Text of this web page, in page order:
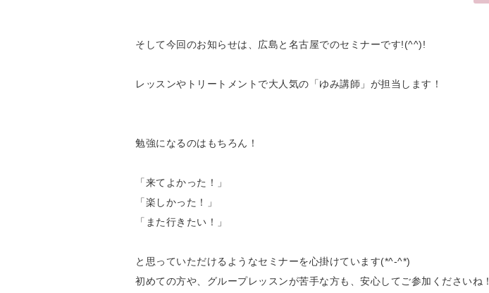
そして今回のお知らせは、広島と名古屋でのセミナーです!(^^)!
レッスンやトリートメントで大人気の「ゆみ講師」が担当します！
勉強になるのはもちろん！
「来てよかった！」
「楽しかった！」
「また行きたい！」
と思っていただけるようなセミナーを心掛けています(*^-^*)
初めての方や、グループレッスンが苦手な方も、安心してご参加くださいね！